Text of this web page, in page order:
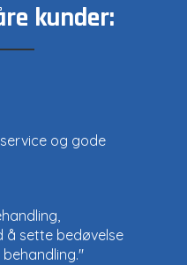
kunder:
og gode
å sette bedøvelse